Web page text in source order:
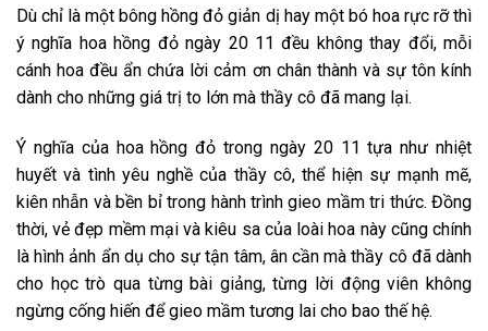
Dù chỉ là một bông hồng đỏ giản dị hay một bó hoa rực rỡ thì
ý nghĩa hoa hồng đỏ ngày 20 11 đều không thay đổi, mỗi
cánh hoa đều ẩn chứa lời cảm ơn chân thành và sự tôn kính
dành cho những giá trị to lớn mà thầy cô đã mang lại.
Ý nghĩa của hoa hồng đỏ trong ngày 20 11 tựa như nhiệt
huyết và tình yêu nghề của thầy cô, thể hiện sự mạnh mẽ,
kiên nhẫn và bền bỉ trong hành trình gieo mầm tri thức. Đồng
thời, vẻ đẹp mềm mại và kiêu sa của loài hoa này cũng chính
là hình ảnh ẩn dụ cho sự tận tâm, ân cần mà thầy cô đã dành
cho học trò qua từng bài giảng, từng lời động viên không
ngừng cống hiến để gieo mầm tương lai cho bao thế hệ.